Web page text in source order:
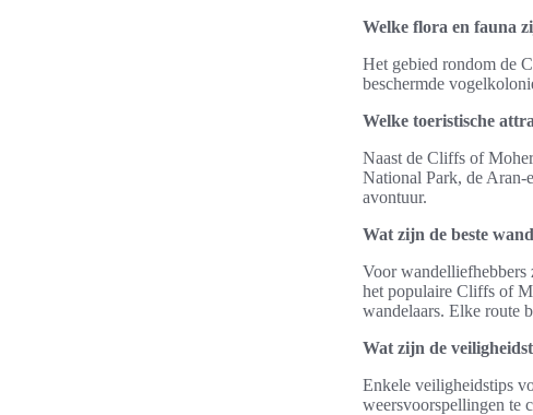
Welke flora en fauna
Het gebied rondom de
beschermde
Welke toeristische
Naast de Cliffs of
National Park, de Aran-
avontuur.
Wat zijn de beste
Voor wandelliefhebbers
het populaire Cliffs of
wandelaars. Elke route
Wat zijn de
Enkele veiligheidstips
weersvoorspellingen te